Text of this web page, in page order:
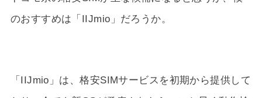
のおすすめは「IIJmio」だろうか。
「IIJmio」は、格安SIMサービスを初期から提供して